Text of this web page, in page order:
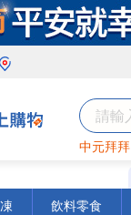
中元拜拜
飲料零食